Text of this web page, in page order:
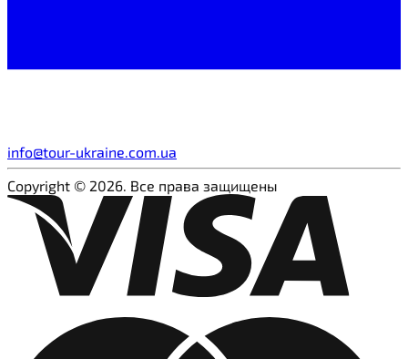
info@tour-ukraine.com.ua
Copyright © 2026. Все права защищены